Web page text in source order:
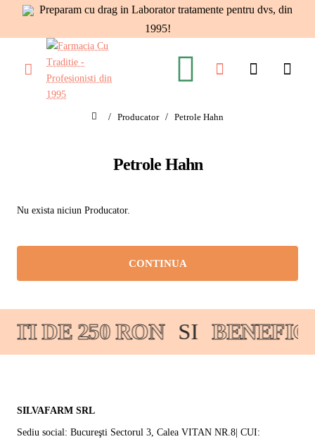
Preparam cu drag in Laborator tratamente pentru dvs, din
1995!
Petrole Hahn
Producator Petrole Hahn
Nu exista niciun Producator.
CONTINUA
DE 250 RON SI
SILVAFARM SRL
Sediu social: Bucureşti Sectorul 3, Calea VITAN NR.8| CUI: